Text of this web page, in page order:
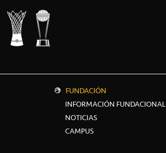
FUNDACIÓN
INFORMACIÓN FUNDACIONAL
NOTICIAS
CAMPUS